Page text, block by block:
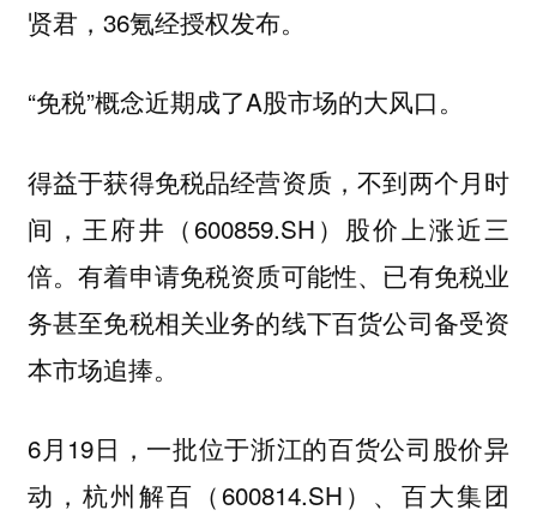
贤君，36氪经授权发布。
“免税”概念近期成了A股市场的大风口。
得益于获得免税品经营资质，不到两个月时
间，王府井（600859.SH）股价上涨近三
倍。有着申请免税资质可能性、已有免税业
务甚至免税相关业务的线下百货公司备受资
本市场追捧。
6月19日，一批位于浙江的百货公司股价异
动，杭州解百（600814.SH）、百大集团